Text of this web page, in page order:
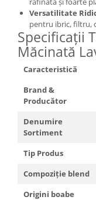
Versatilitate
pentru ibric, filtru,
Specificații
Măcinată
Caracteristică
Brand &
Producător
Denumire
Sortiment
Tip Produs
Compoziție blend
Origini boabe